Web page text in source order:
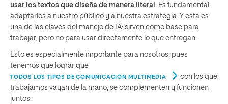
usar los textos que diseña de manera literal . Es fundamental
adaptarlos a nuestro público y a nuestra estrategia. Y esta es
una de las claves del manejo de IA: sirven como base para
trabajar, pero no para usar directamente lo que entregan.
Esto es especialmente importante para nosotros, pues
tenemos que lograr que
TODOS LOS TIPOS DE COMUNICACIÓN MULTIMEDIA
con los que
trabajamos vayan de la mano, se complementen y funcionen
juntos.